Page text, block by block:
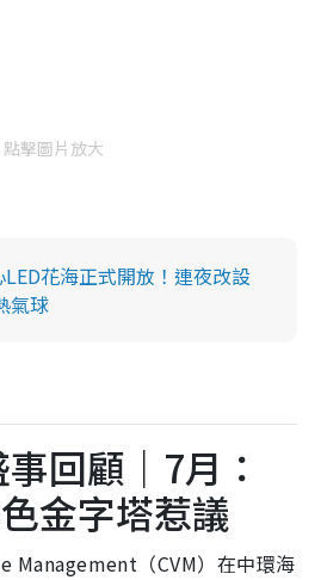
點擊圖片放大
花海正式開放！連夜改設
氣球
回顧｜7月：
金字塔惹議
Management（CVM）在中環海